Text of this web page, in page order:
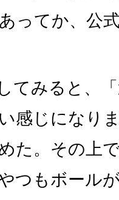
ってか、公
てみると、
感じになり
た。その上
つもボール